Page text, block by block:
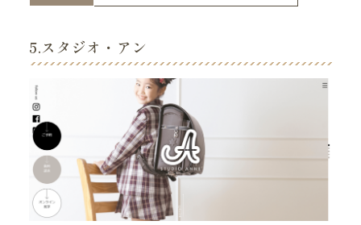
5.スタジオ・アン